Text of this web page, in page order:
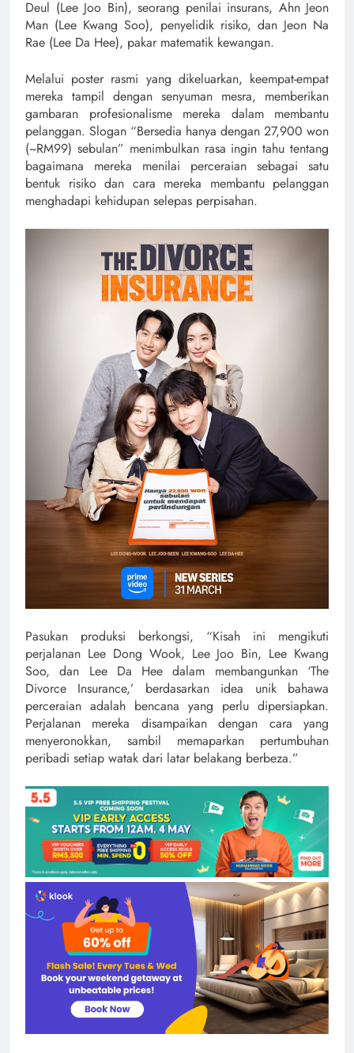
Deul (Lee Joo Bin), seorang penilai insurans, Ahn Jeon
Man (Lee Kwang Soo), penyelidik risiko, dan Jeon Na
Rae (Lee Da Hee), pakar matematik kewangan.
Melalui poster rasmi yang dikeluarkan, keempat-empat
mereka tampil dengan senyuman mesra, memberikan
gambaran profesionalisme mereka dalam membantu
pelanggan. Slogan “Bersedia hanya dengan 27,900 won
(~RM99) sebulan” menimbulkan rasa ingin tahu tentang
bagaimana mereka menilai perceraian sebagai satu
bentuk risiko dan cara mereka membantu pelanggan
menghadapi kehidupan selepas perpisahan.
Pasukan produksi berkongsi, “Kisah ini mengikuti
perjalanan Lee Dong Wook, Lee Joo Bin, Lee Kwang
Soo, dan Lee Da Hee dalam membangunkan ‘The
Divorce Insurance,’ berdasarkan idea unik bahawa
perceraian adalah bencana yang perlu dipersiapkan.
Perjalanan mereka disampaikan dengan cara yang
menyeronokkan, sambil memaparkan pertumbuhan
peribadi setiap watak dari latar belakang berbeza.”